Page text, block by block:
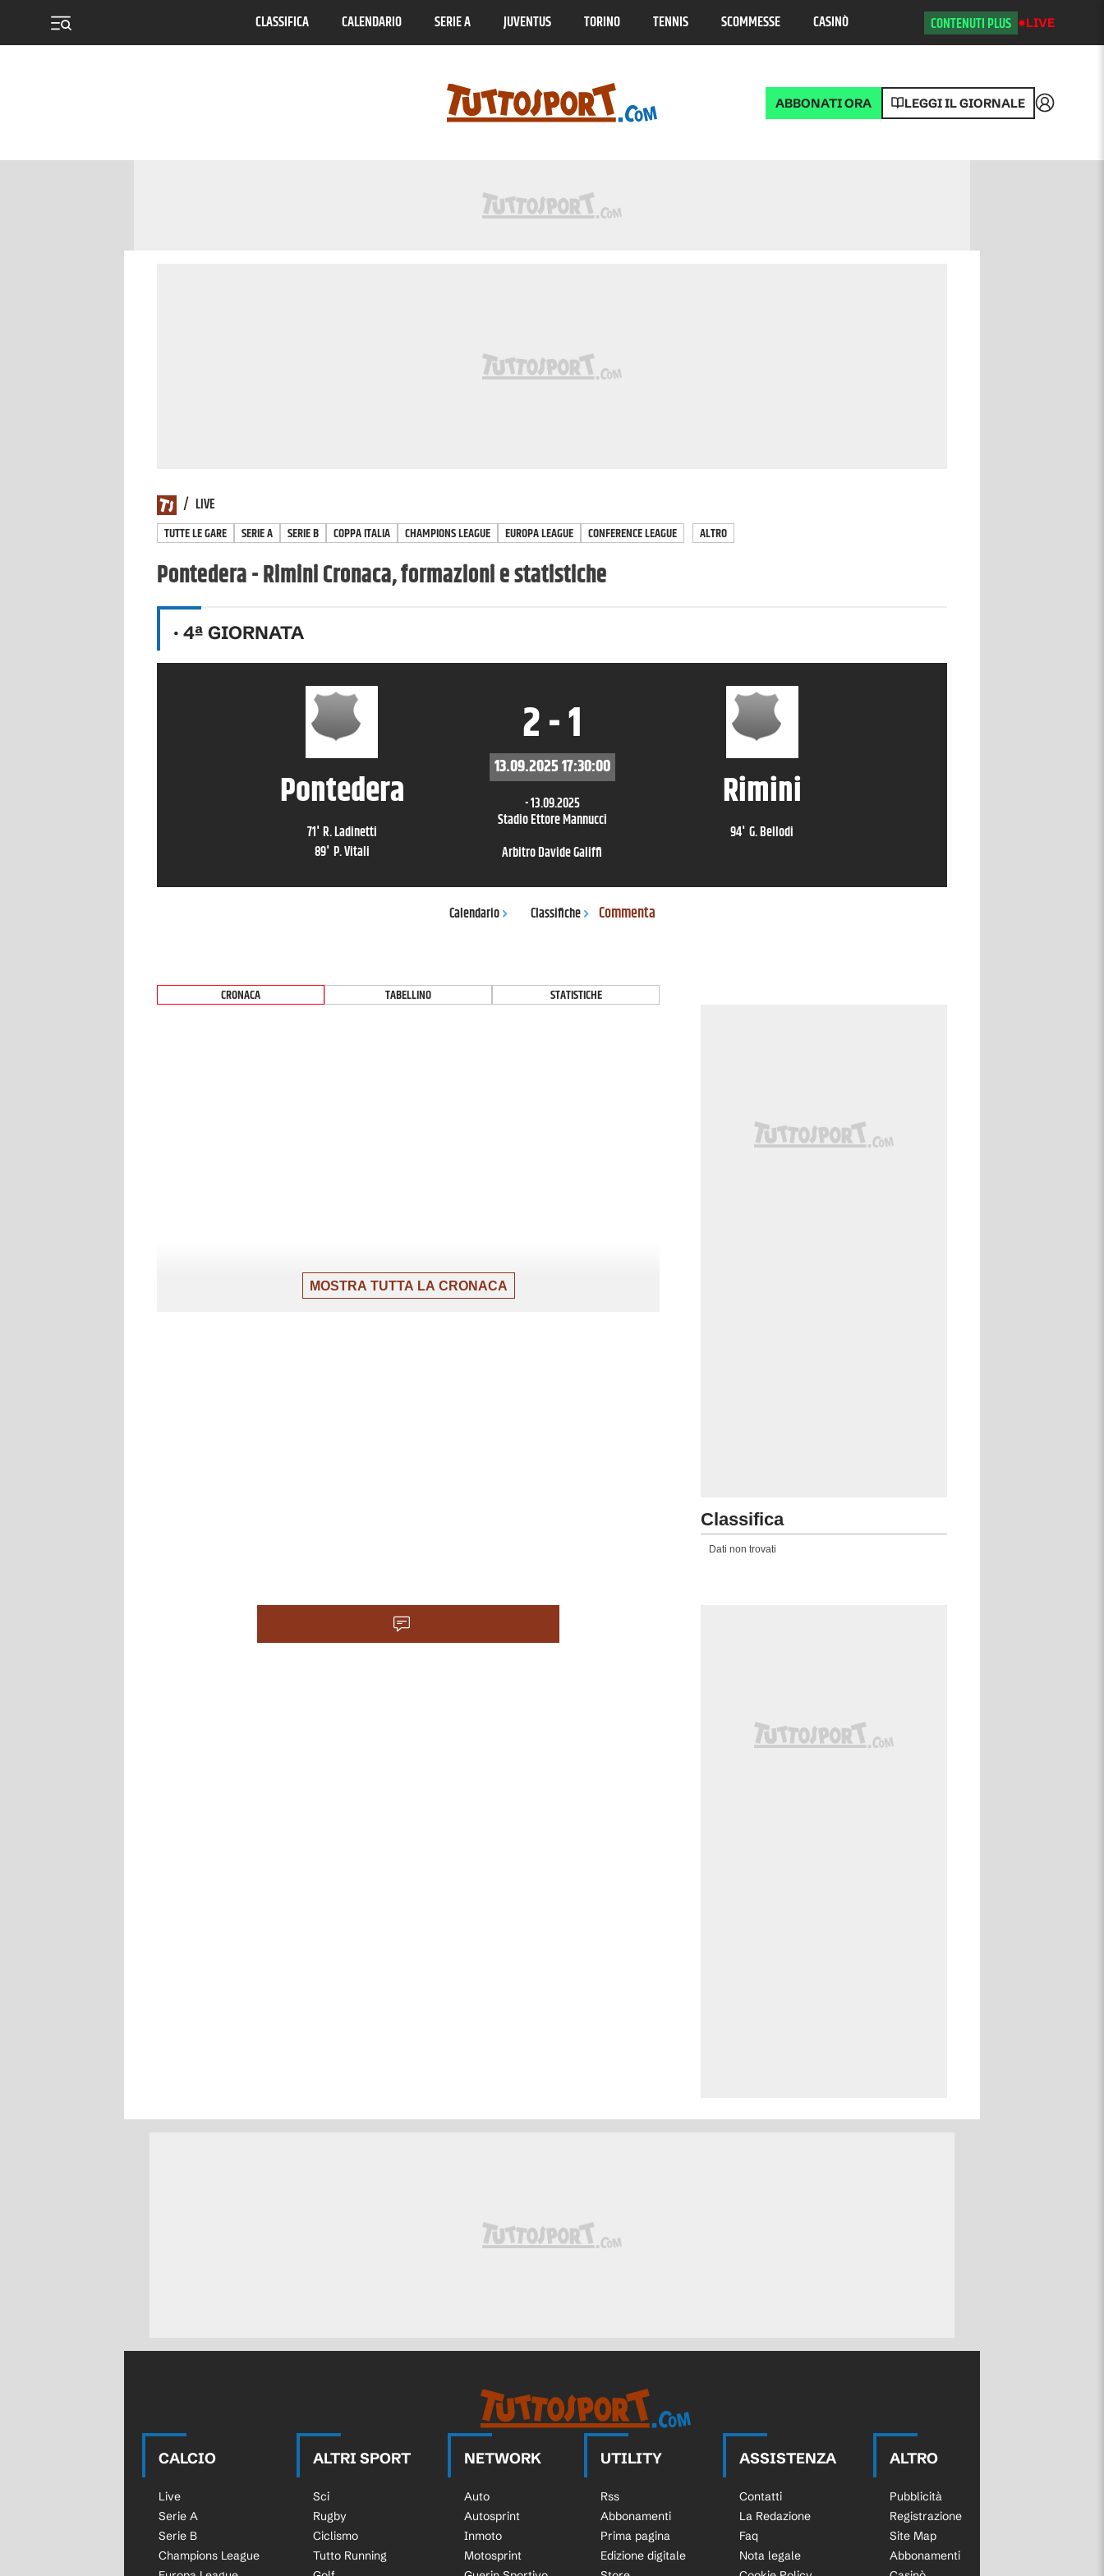
CLASSIFICA CALENDARIO SERIE A JUVENTUS TORINO TENNIS SCOMMESSE CASINÒ CONTENUTI PLUS LIVE
ABBONATI ORA LEGGI IL GIORNALE Accedi
/ LIVE
TUTTE LE GARE SERIE A SERIE B COPPA ITALIA CHAMPIONS LEAGUE EUROPA LEAGUE CONFERENCE LEAGUE ALTRO
Pontedera - Rimini Cronaca, formazioni e statistiche
· 4ª GIORNATA
Pontedera
71' R. Ladinetti
89' P. Vitali
Rimini
94' G. Bellodi
2-1
13.09.202517:30:00
-13.09.2025
Stadio Ettore Mannucci
ArbitroDavide Galiffi
Calendario Classifiche Commenta
CRONACA TABELLINO STATISTICHE
MOSTRA TUTTA LA CRONACA
Classifica
Dati non trovati
CALCIO
Live
Serie A
Serie B
Champions League
ALTRI SPORT
Sci
Rugby
Ciclismo
Tutto Running
NETWORK
Auto
Autosprint
Inmoto
Motosprint
UTILITY
Rss
Abbonamenti
Prima pagina
Edizione digitale
ASSISTENZA
Contatti
La Redazione
Faq
Nota legale
ALTRO
Pubblicità
Registrazione
Site Map
Abbonamenti